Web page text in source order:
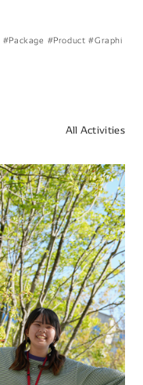
#Package #Product #Graphi
All Activities